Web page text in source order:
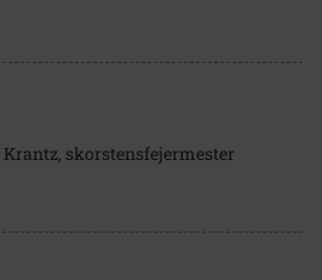
Krantz, skorstensfejermester